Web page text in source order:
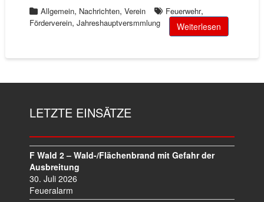
Allgemein, Nachrichten, Verein Feuerwehr,
Förderverein, Jahreshauptversmmlung Weiterlesen
LETZTE EINSÄTZE
F Wald 2 – Wald-/Flächenbrand mit Gefahr der
Ausbreitung
30. Juli 2026
Feueralarm